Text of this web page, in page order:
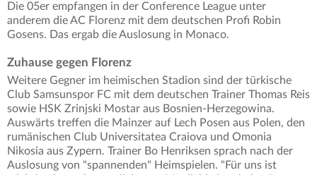
Die 05er empfangen in der Conference League unter
anderem die AC Florenz mit dem deutschen Profi Robin
Gosens. Das ergab die Auslosung in Monaco.
Zuhause gegen Florenz
Weitere Gegner im heimischen Stadion sind der türkische
Club Samsunspor FC mit dem deutschen Trainer Thomas Reis
sowie HSK Zrinjski Mostar aus Bosnien-Herzegowina.
Auswärts treffen die Mainzer auf Lech Posen aus Polen, den
rumänischen Club Universitatea Craiova und Omonia
Nikosia aus Zypern. Trainer Bo Henriksen sprach nach der
Auslosung von "spannenden" Heimspielen. "Für uns ist